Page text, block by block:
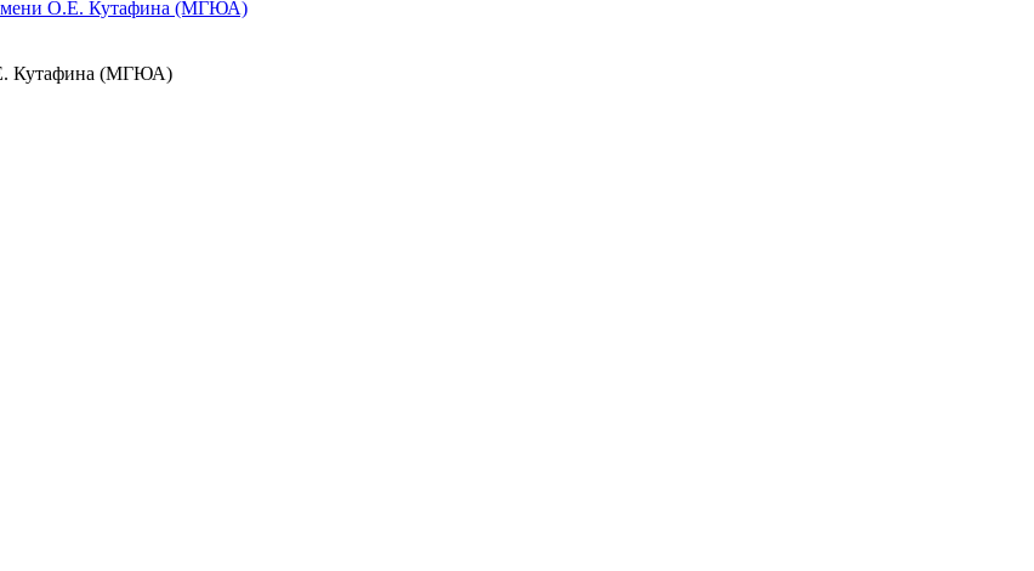
имени О.Е. Кутафина (МГЮА)
Е. Кутафина (МГЮА)